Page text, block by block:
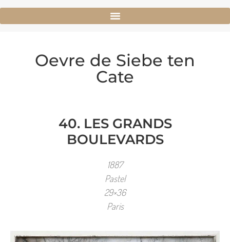
Oevre de Siebe ten
Cate
40. LES GRANDS
BOULEVARDS
1887
Pastel
29×36
Paris